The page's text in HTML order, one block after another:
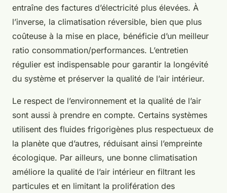
entraîne des factures d’électricité plus élevées. À
l’inverse, la climatisation réversible, bien que plus
coûteuse à la mise en place, bénéficie d’un meilleur
ratio consommation/performances. L’entretien
régulier est indispensable pour garantir la longévité
du système et préserver la qualité de l’air intérieur.
Le respect de l’environnement et la qualité de l’air
sont aussi à prendre en compte. Certains systèmes
utilisent des fluides frigorigènes plus respectueux de
la planète que d’autres, réduisant ainsi l’empreinte
écologique. Par ailleurs, une bonne climatisation
améliore la qualité de l’air intérieur en filtrant les
particules et en limitant la prolifération des